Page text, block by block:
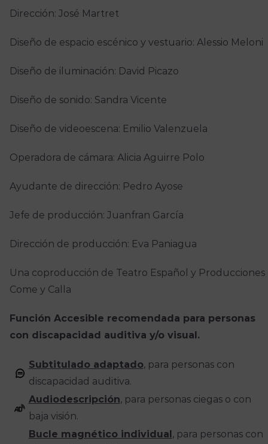
Dirección: José Martret
Diseño de espacio escénico y vestuario: Alessio Meloni
Diseño de iluminación: David Picazo
Diseño de sonido: Sandra Vicente
Diseño de videoescena: Emilio Valenzuela
Operadora de cámara: Alicia Aguirre Polo
Ayudante de dirección: Pedro Ayose
Jefe de producción: Juanfran García
Dirección de producción: Eva Paniagua
Una coproducción de Teatro Español y Producciones
Come y Calla
Función Accesible recomendada para personas
con discapacidad auditiva y/o visual.
Subtitulado adaptado, para personas con
discapacidad auditiva.
Audiodescripción, para personas ciegas o con
baja visión.
Bucle magnético individual, para personas con